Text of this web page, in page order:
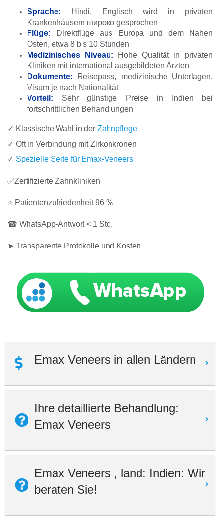
Sprache:
Hindi, Englisch wird in privaten
Krankenhäusern широко gesprochen
Flüge:
Direktflüge aus Europa und dem Nahen
Osten, etwa 8 bis 10 Stunden
Medizinisches Niveau:
Hohe Qualität in privaten
Kliniken mit international ausgebildeten Ärzten
Dokumente: Reisepass, medizinische Unterlagen,
Visum je nach Nationalität
Vorteil: Sehr günstige Preise in Indien bei
fortschrittlichen Behandlungen
✓ Klassische Wahl in der Zahnpflege
✓ Oft in Verbindung mit Zirkonkronen
✓ Spezielle Seite für Emax-Veneers
✅Zertifizierte Zahnkliniken
⭐ Patientenzufriedenheit 96 %
☎ WhatsApp-Antwort < 1 Std.
➤ Transparente Protokolle und Kosten
Emax Veneers in allen Ländern
Ihre detaillierte Behandlung:
Emax Veneers
Emax Veneers , land: Indien: Wir
beraten Sie!